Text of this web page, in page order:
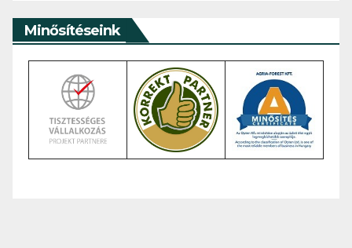
Minősítéseink